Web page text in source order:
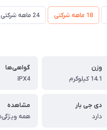
18 ماهه شرکتی 24 ماهه شرکتی
وزن
14.1 کیلوگرم
گواهی‌ها
IPX4
دی جی بار
دارد
مشاهده
همه